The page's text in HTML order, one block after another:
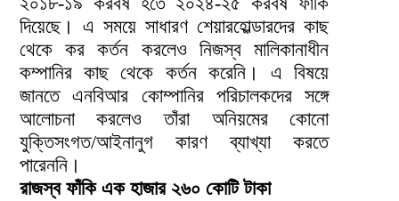
দিয়েছে। এ সময়ে সাধারণ শেয়ারহোল্ডারদের কাছ
থেকে কর কর্তন করলেও নিজস্ব মালিকানাধীন
কম্পানির কাছ থেকে কর্তন করেনি। এ বিষয়ে
জানতে এনবিআর কোম্পানির পরিচালকদের সঙ্গে
আলোচনা করলেও তাঁরা অনিয়মের কোনো
যুক্তিসংগত/আইনানুগ কারণ ব্যাখ্যা করতে
পারেননি।
রাজস্ব ফাঁকি এক হাজার ২৬০ কোটি টাকা